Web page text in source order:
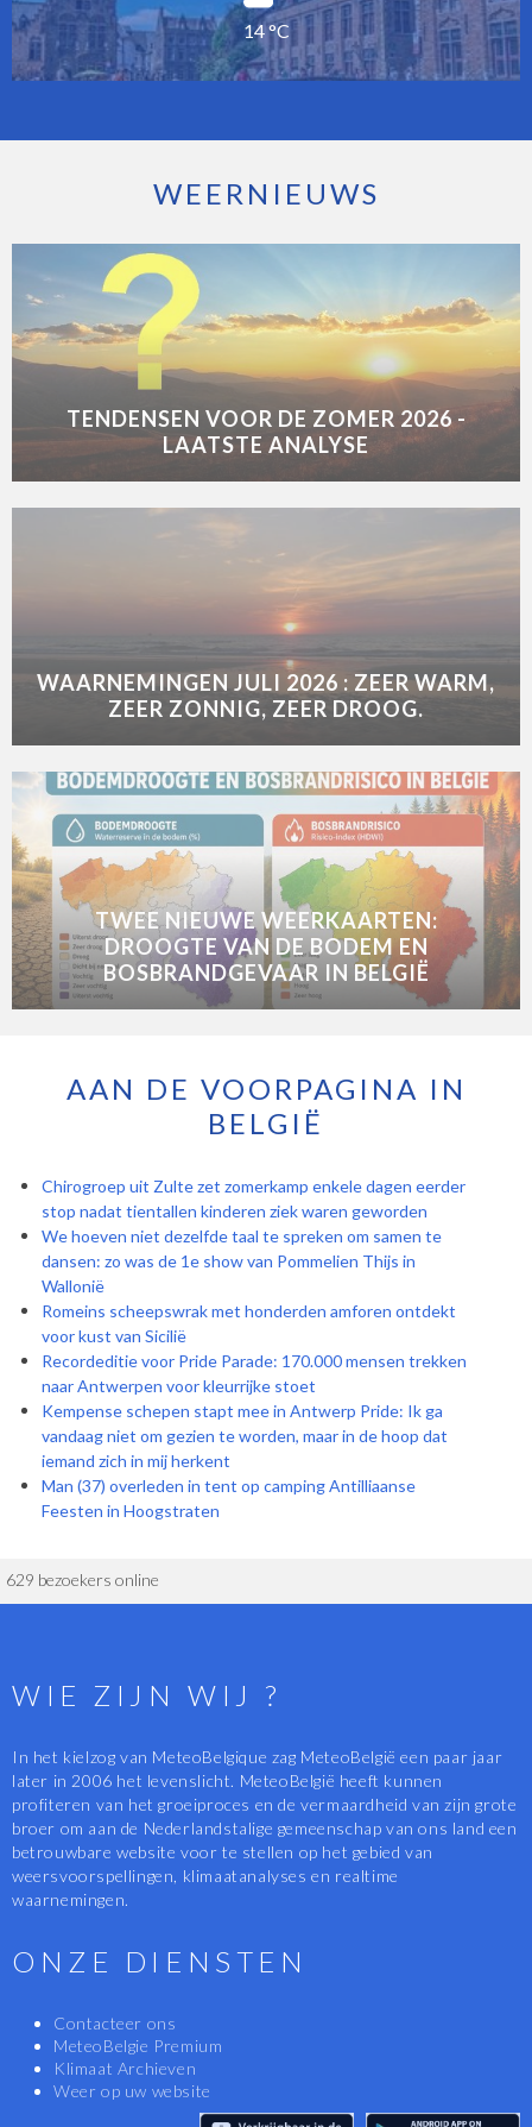
14 °C
WEERNIEUWS
TENDENSEN VOOR DE ZOMER 2026 -
LAATSTE ANALYSE
WAARNEMINGEN JULI 2026 : ZEER WARM,
ZEER ZONNIG, ZEER DROOG.
TWEE NIEUWE WEERKAARTEN:
DROOGTE VAN DE BODEM EN
BOSBRANDGEVAAR IN BELGIË
AAN DE VOORPAGINA IN
BELGIË
Chirogroep uit Zulte zet zomerkamp enkele dagen eerder
stop nadat tientallen kinderen ziek waren geworden
We hoeven niet dezelfde taal te spreken om samen te
dansen: zo was de 1e show van Pommelien Thijs in
Wallonië
Romeins scheepswrak met honderden amforen ontdekt
voor kust van Sicilië
Recordeditie voor Pride Parade: 170.000 mensen trekken
naar Antwerpen voor kleurrijke stoet
Kempense schepen stapt mee in Antwerp Pride: Ik ga
vandaag niet om gezien te worden, maar in de hoop dat
iemand zich in mij herkent
Man (37) overleden in tent op camping Antilliaanse
Feesten in Hoogstraten
629 bezoekers online
WIE ZIJN WIJ ?
In het kielzog van MeteoBelgique zag MeteoBelgië een paar jaar
later in 2006 het levenslicht. MeteoBelgië heeft kunnen
profiteren van het groeiproces en de vermaardheid van zijn grote
broer om aan de Nederlandstalige gemeenschap van ons land een
betrouwbare website voor te stellen op het gebied van
weersvoorspellingen, klimaatanalyses en realtime
waarnemingen.
ONZE DIENSTEN
Contacteer ons
MeteoBelgie Premium
Klimaat Archieven
Weer op uw website